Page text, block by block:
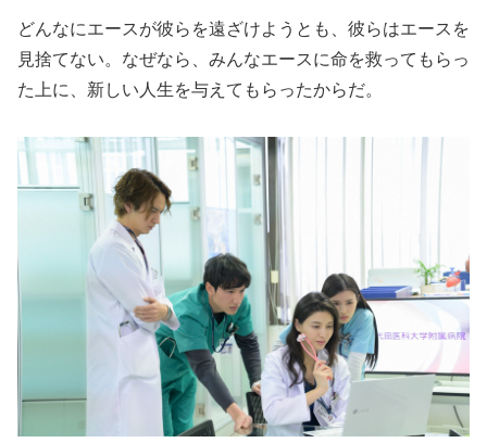
どんなにエースが彼らを遠ざけようとも、彼らはエースを
見捨てない。なぜなら、みんなエースに命を救ってもらっ
た上に、新しい人生を与えてもらったからだ。